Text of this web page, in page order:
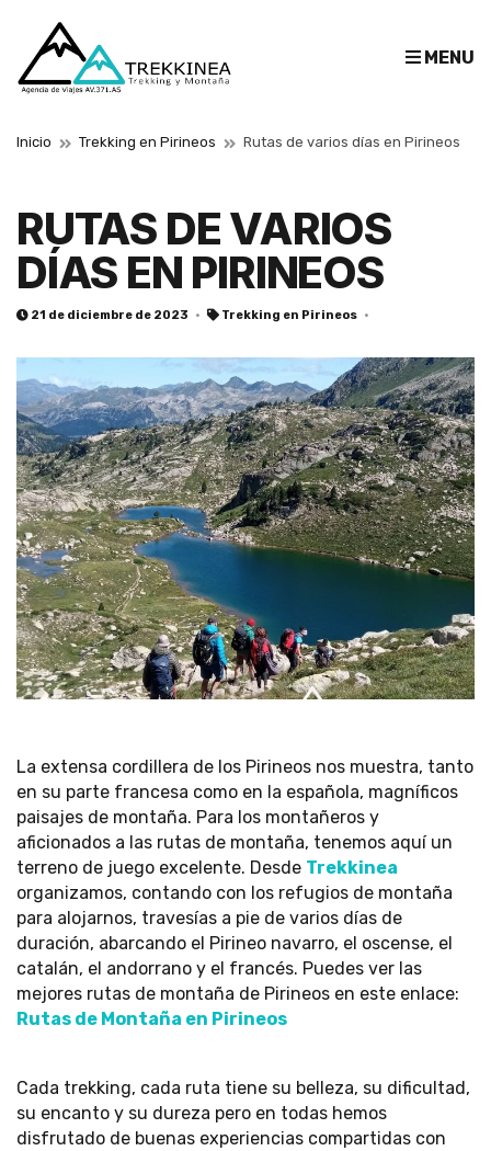
MENU
e
f
o
r
m
Inicio Trekking en Pirineos Rutas de varios días en Pirineos
RUTAS DE VARIOS
DÍAS EN PIRINEOS
21 de diciembre de 2023 Trekking en Pirineos
La extensa cordillera de los Pirineos nos muestra, tanto
en su parte francesa como en la española, magníficos
paisajes de montaña. Para los montañeros y
aficionados a las rutas de montaña, tenemos aquí un
terreno de juego excelente. Desde Trekkinea
organizamos, contando con los refugios de montaña
para alojarnos, travesías a pie de varios días de
duración, abarcando el Pirineo navarro, el oscense, el
catalán, el andorrano y el francés. Puedes ver las
mejores rutas de montaña de Pirineos en este enlace:
Rutas de Montaña en Pirineos
Cada trekking, cada ruta tiene su belleza, su dificultad,
su encanto y su dureza pero en todas hemos
disfrutado de buenas experiencias compartidas con